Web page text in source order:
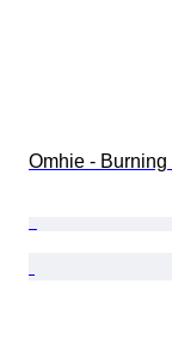
Omhie - Burning